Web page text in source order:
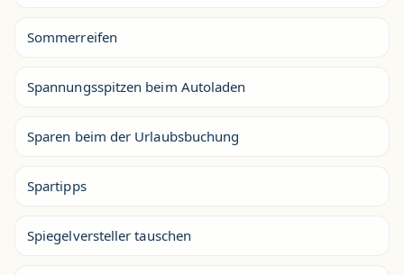
Sommerreifen
Spannungsspitzen beim Autoladen
Sparen beim der Urlaubsbuchung
Spartipps
Spiegelversteller tauschen